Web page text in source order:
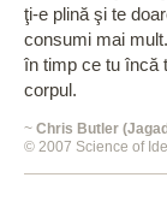
ţi-e plină şi te
consumi mai
în timp ce tu încă
corpul.
~ Chris Butler
© 2007 Science of